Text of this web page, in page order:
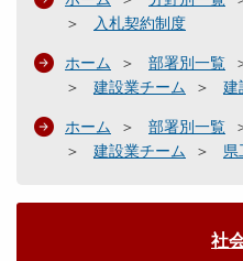
入札契約制度
ホーム 部署別一覧
建設業チーム
建
ホーム 部署別一覧
建設業チーム
県
社